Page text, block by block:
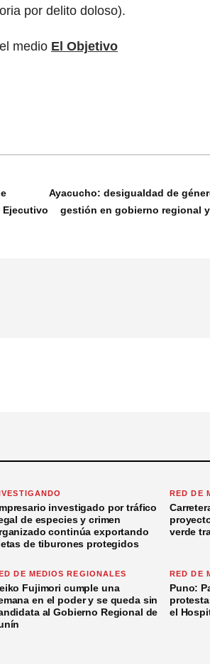
por delito doloso).
medio El Objetivo
Ejecutivo
Ayacucho: desigualdad de
gestión en gobierno regional
investigado por tráfico
de especies y crimen
continúa exportando
de tiburones protegidos
RED DE
verde
DE MEDIOS REGIONALES
Fujimori cumple una
en el poder y se queda sin
al Gobierno Regional de
RED DE
Puno:
el